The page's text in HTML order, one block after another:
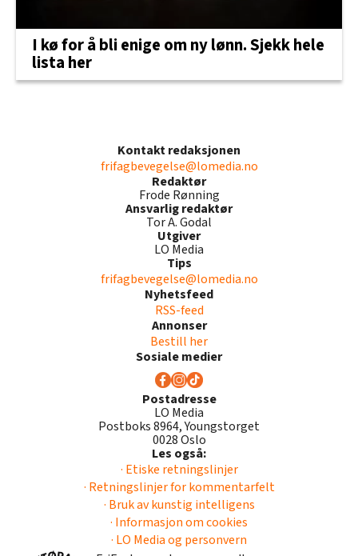
I kø for å bli enige om ny lønn. Sjekk hele
lista her
Kontakt redaksjonen
frifagbevegelse@lomedia.no
Redaktør
Frode Rønning
Ansvarlig redaktør
Tor A. Godal
Utgiver
LO Media
Tips
frifagbevegelse@lomedia.no
Nyhetsfeed
RSS-feed
Annonser
Bestill her
Sosiale medier
Postadresse
LO Media
Postboks 8964, Youngstorget
0028 Oslo
Les også:
· Etiske retningslinjer
· Retningslinjer for kommentarfelt
· Bruk av kunstig intelligens
· Informasjon om cookies
· LO Media og personvern